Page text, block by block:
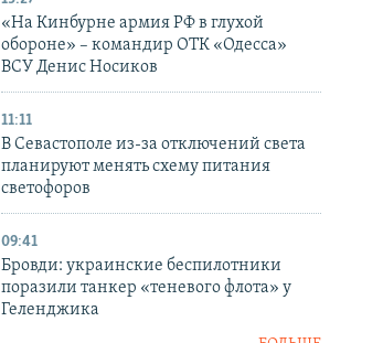
«На Кинбурне армия РФ в глухой
обороне» – командир ОТК «Одесса»
ВСУ Денис Носиков
11:11
В Севастополе из-за отключений света
планируют менять схему питания
светофоров
09:41
Бровди: украинские беспилотники
поразили танкер «теневого флота» у
Геленджика